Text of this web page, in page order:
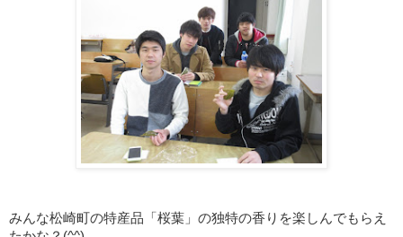
みんな松崎町の特産品「桜葉」の独特の香りを楽しんでもらえ